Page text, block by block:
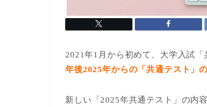
2021年1月から初めて、大学入試
年後2025年からの「共通テスト」
新しい「2025年共通テスト」の内容